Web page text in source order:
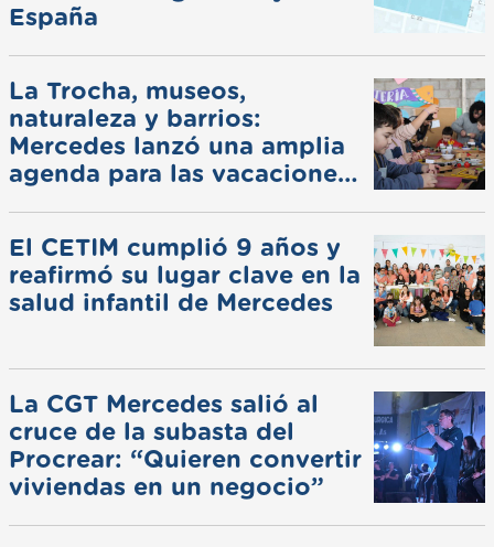
España
La Trocha, museos,
naturaleza y barrios:
Mercedes lanzó una amplia
agenda para las vacaciones
El CETIM cumplió 9 años y
reafirmó su lugar clave en la
salud infantil de Mercedes
La CGT Mercedes salió al
cruce de la subasta del
Procrear: “Quieren convertir
viviendas en un negocio”